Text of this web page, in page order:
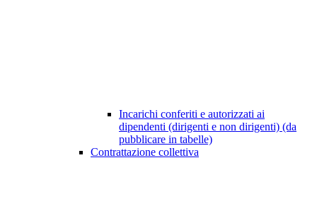
Incarichi conferiti e autorizzati ai
dipendenti (dirigenti e non dirigenti) (da
pubblicare in tabelle)
Contrattazione collettiva